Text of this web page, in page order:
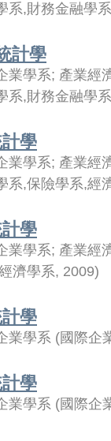
系,財務金融學系
計學
業學系; 產業經
系,財務金融學系
學
業學系; 產業經
系,保險學系,經
學
業學系; 產業經
濟學系, 2009)
學
業學系 (國際企
學
業學系 (國際企